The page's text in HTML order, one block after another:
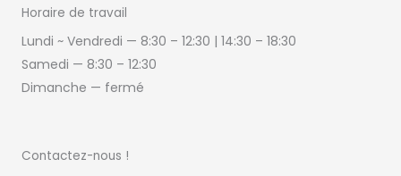
Horaire de travail
Lundi ~ Vendredi — 8:30 – 12:30 | 14:30 – 18:30
Samedi — 8:30 – 12:30
Dimanche — fermé
Contactez-nous !